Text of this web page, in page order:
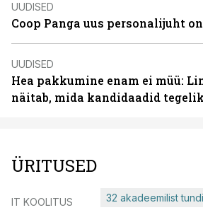
UUDISED
Coop Panga uus personalijuht
UUDISED
Hea pakkumine enam ei müü:
näitab, mida kandidaadid
ÜRITUSED
IT KOOLITUS 32 akadeemilist tundi